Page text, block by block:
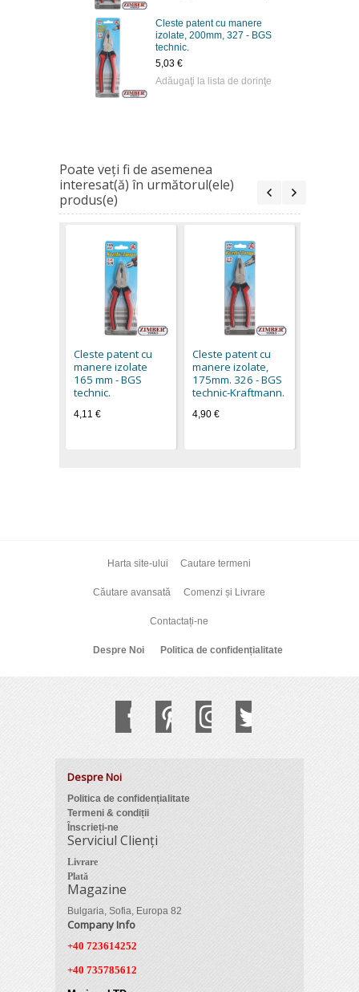
Cleste patent cu manere
izolate, 200mm, 327 - BGS
technic.
5,03 €
Adăugaţi la lista de dorinţe
Poate veţi fi de asemenea
interesat(ă) în următorul(ele)
produs(e)
Cleste patent cu
manere izolate
165 mm - BGS
technic.
4,11 €
Cleste patent cu
manere izolate,
175mm. 326 - BGS
technic-Kraftmann.
4,90 €
Harta site-ului Cautare termeni
Căutare avansată Comenzi și Livrare
Contactați-ne
Despre Noi Politica de confidențialitate
Despre Noi
Politica de confidențialitate
Termeni & condiții
Înscrieți-ne
Serviciul Clienți
Livrare
Plată
Magazine
Bulgaria, Sofia, Europa 82
Company Info
+40 723614252
+40 735785612